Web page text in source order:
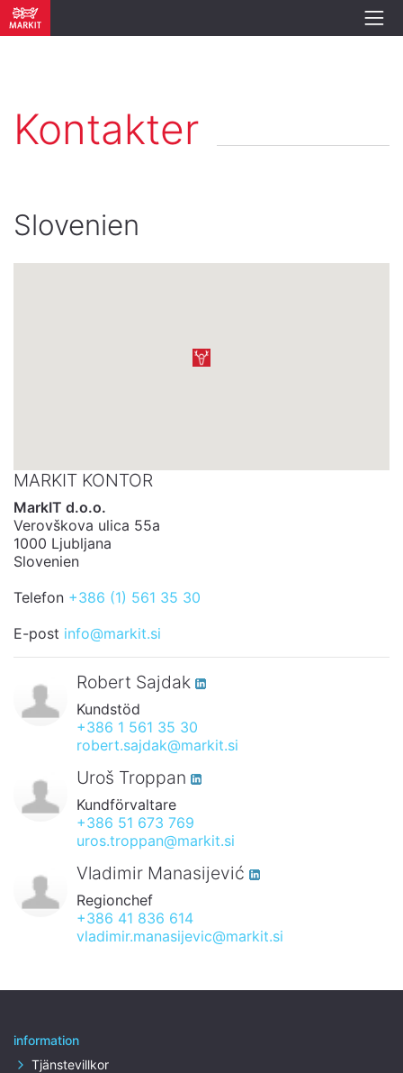
Kontakter
Slovenien
MARKIT KONTOR
MarkIT d.o.o.
Verovškova ulica 55a
1000 Ljubljana
Slovenien
Telefon +386 (1) 561 35 30
E-post info@markit.si
Robert Sajdak
Kundstöd
+386 1 561 35 30
robert.sajdak@markit.si
Uroš Troppan
Kundförvaltare
+386 51 673 769
uros.troppan@markit.si
Vladimir Manasijević
Regionchef
+386 41 836 614
vladimir.manasijevic@markit.si
information
Tjänstevillkor